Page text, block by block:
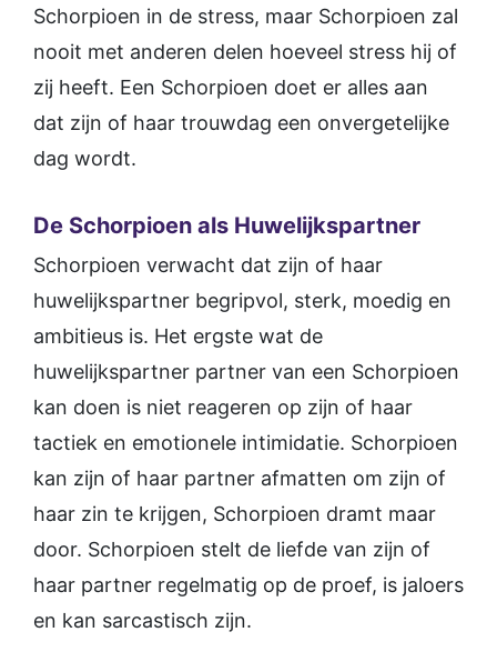
Schorpioen in de stress, maar Schorpioen zal
nooit met anderen delen hoeveel stress hij of
zij heeft. Een Schorpioen doet er alles aan
dat zijn of haar trouwdag een onvergetelijke
dag wordt.
De Schorpioen als Huwelijkspartner
Schorpioen verwacht dat zijn of haar
huwelijkspartner begripvol, sterk, moedig en
ambitieus is. Het ergste wat de
huwelijkspartner partner van een Schorpioen
kan doen is niet reageren op zijn of haar
tactiek en emotionele intimidatie. Schorpioen
kan zijn of haar partner afmatten om zijn of
haar zin te krijgen, Schorpioen dramt maar
door. Schorpioen stelt de liefde van zijn of
haar partner regelmatig op de proef, is jaloers
en kan sarcastisch zijn.